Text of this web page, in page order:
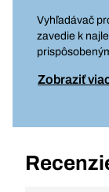
Vyhľadávač
zavedie k
Zobraziť